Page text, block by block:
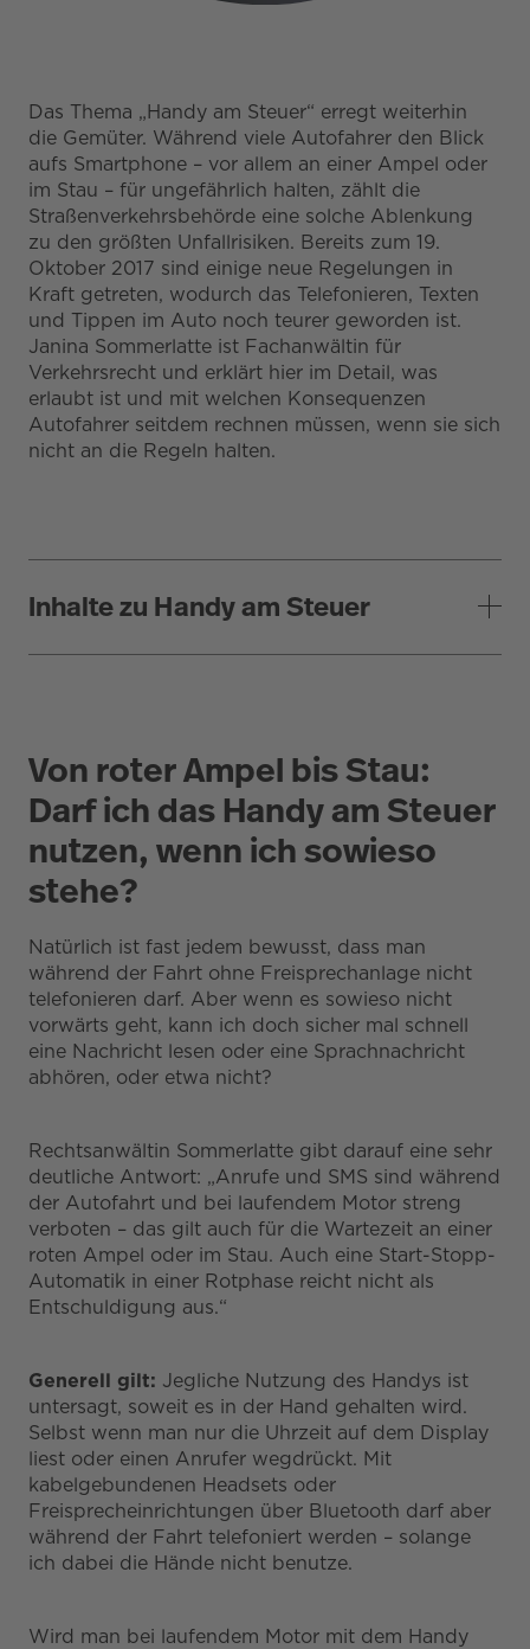
Das Thema „Handy am Steuer“ erregt weiterhin
die Gemüter. Während viele Autofahrer den Blick
aufs Smartphone – vor allem an einer Ampel oder
im Stau – für ungefährlich halten, zählt die
Straßenverkehrsbehörde eine solche Ablenkung
zu den größten Unfallrisiken. Bereits zum 19.
Oktober 2017 sind einige neue Regelungen in
Kraft getreten, wodurch das Telefonieren, Texten
und Tippen im Auto noch teurer geworden ist.
Janina Sommerlatte ist Fachanwältin für
Verkehrsrecht und erklärt hier im Detail, was
erlaubt ist und mit welchen Konsequenzen
Autofahrer seitdem rechnen müssen, wenn sie sich
nicht an die Regeln halten.
Inhalte zu Handy am Steuer
Von roter Ampel bis Stau:
Darf ich das Handy am Steuer
nutzen, wenn ich sowieso
stehe?
Natürlich ist fast jedem bewusst, dass man
während der Fahrt ohne Freisprechanlage nicht
telefonieren darf. Aber wenn es sowieso nicht
vorwärts geht, kann ich doch sicher mal schnell
eine Nachricht lesen oder eine Sprachnachricht
abhören, oder etwa nicht?
Rechtsanwältin Sommerlatte gibt darauf eine sehr
deutliche Antwort: „Anrufe und SMS sind während
der Autofahrt und bei laufendem Motor streng
verboten – das gilt auch für die Wartezeit an einer
roten Ampel oder im Stau. Auch eine Start-Stopp-
Automatik in einer Rotphase reicht nicht als
Entschuldigung aus.“
Generell gilt: Jegliche Nutzung des Handys ist
untersagt, soweit es in der Hand gehalten wird.
Selbst wenn man nur die Uhrzeit auf dem Display
liest oder einen Anrufer wegdrückt. Mit
kabelgebundenen Headsets oder
Freisprecheinrichtungen über Bluetooth darf aber
während der Fahrt telefoniert werden – solange
ich dabei die Hände nicht benutze.
Wird man bei laufendem Motor mit dem Handy